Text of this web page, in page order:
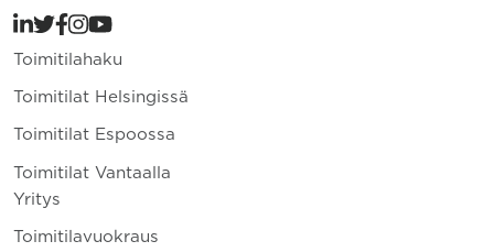
Toimitilahaku
Toimitilat Helsingissä
Toimitilat Espoossa
Toimitilat Vantaalla
Yritys
Toimitilavuokraus